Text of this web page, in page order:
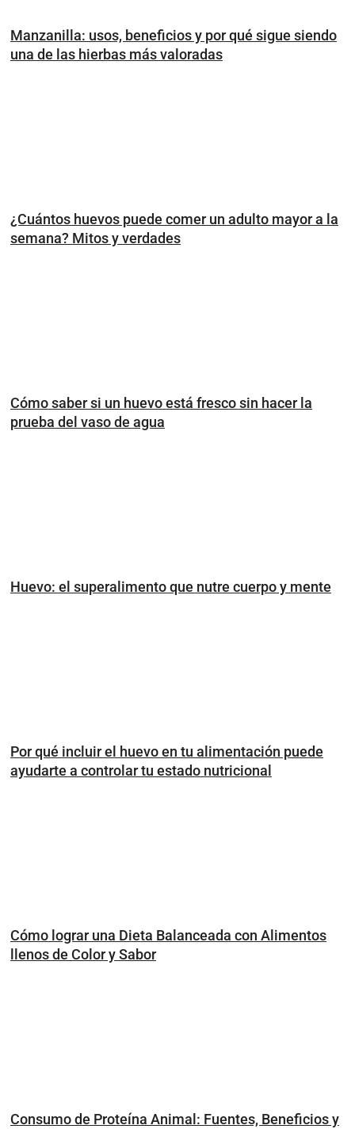
Manzanilla: usos, beneficios y por qué sigue siendo
una de las hierbas más valoradas
¿Cuántos huevos puede comer un adulto mayor a la
semana? Mitos y verdades
Cómo saber si un huevo está fresco sin hacer la
prueba del vaso de agua
Huevo: el superalimento que nutre cuerpo y mente
Por qué incluir el huevo en tu alimentación puede
ayudarte a controlar tu estado nutricional
Cómo lograr una Dieta Balanceada con Alimentos
llenos de Color y Sabor
Consumo de Proteína Animal: Fuentes, Beneficios y